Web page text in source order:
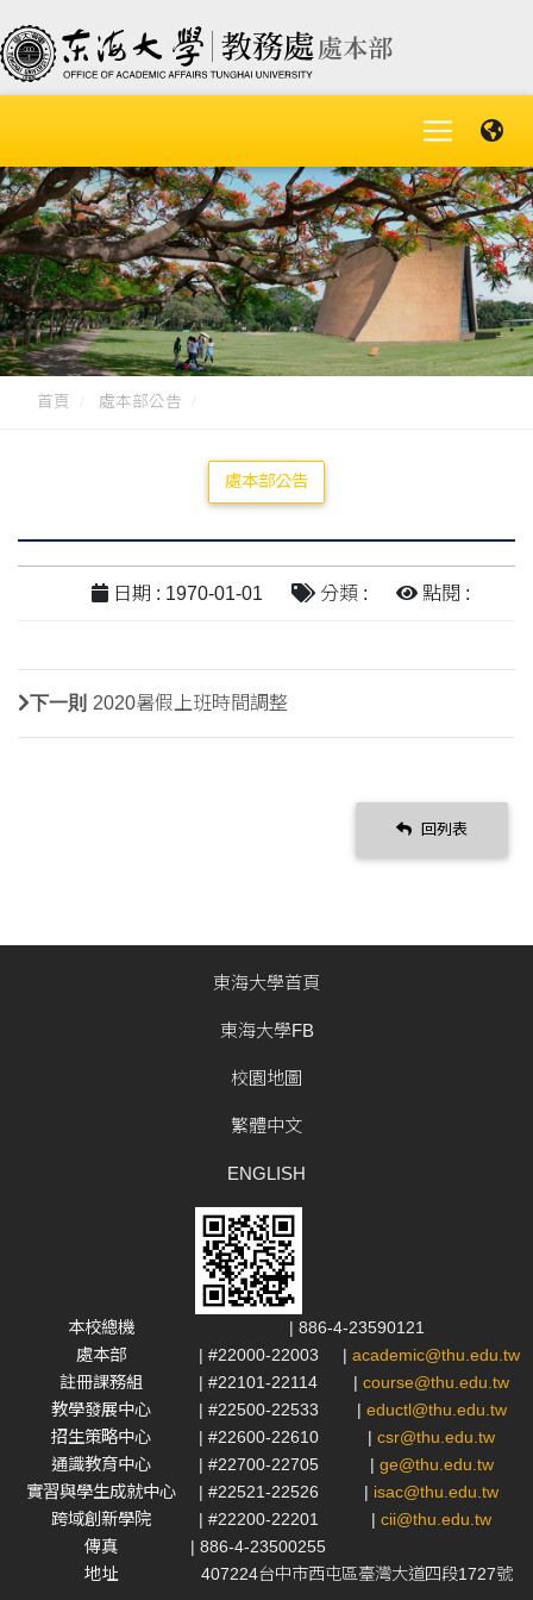
首頁 處本部公告
處本部公告
日期 : 1970-01-01 分類 : 點閱 :
下一則 2020暑假上班時間調整
回列表
東海大學首頁
東海大學FB
校園地圖
繁體中文
ENGLISH
本校總機
| 886-4-23590121
處本部
| #22000-22003 | academic@thu.edu.tw
註冊課務組
| #22101-22114 | course@thu.edu.tw
教學發展中心
| #22500-22533 | eductl@thu.edu.tw
招生策略中心
| #22600-22610 | csr@thu.edu.tw
通識教育中心
| #22700-22705 | ge@thu.edu.tw
實習與學生成就中心
| #22521-22526 | isac@thu.edu.tw
跨域創新學院
| #22200-22201 | cii@thu.edu.tw
傳真
| 886-4-23500255
地址
407224台中市西屯區臺灣大道四段1727號